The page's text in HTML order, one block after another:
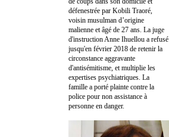
défenestrée par Kobili Traoré,
voisin musulman d’origine
malienne et âgé de 27 ans. La juge
d'instruction Anne Ihuellou a refusé
jusqu'en février 2018 de retenir la
circonstance aggravante
d'antisémitisme, et multiplie les
expertises psychiatriques. La
famille a porté plainte contre la
police pour non assistance à
personne en danger.